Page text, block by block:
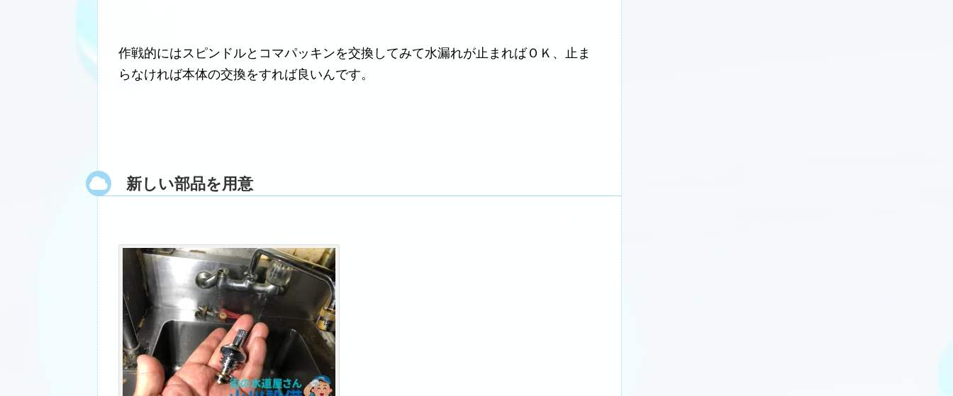
作戦的にはスピンドルとコマパッキンを交換してみて水漏れが止まればＯＫ、止ま
らなければ本体の交換をすれば良いんです。
新しい部品を用意